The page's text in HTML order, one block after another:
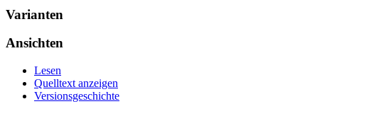
Varianten
Ansichten
Lesen
Quelltext anzeigen
Versionsgeschichte